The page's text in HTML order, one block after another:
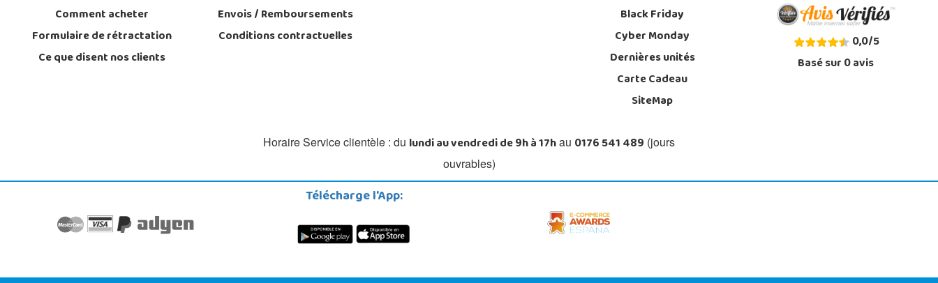
Comment acheter
Formulaire de rétractation
Ce que disent nos clients
Envois / Remboursements
Conditions contractuelles
Black Friday
Cyber Monday
Dernières unités
Carte Cadeau
SiteMap
0,0/5
Basé sur0avis
Horaire Service clientèle : du lundi au vendredi de 9h à 17hau 0176 541 489 (jours
ouvrables)
Télécharge l'App: